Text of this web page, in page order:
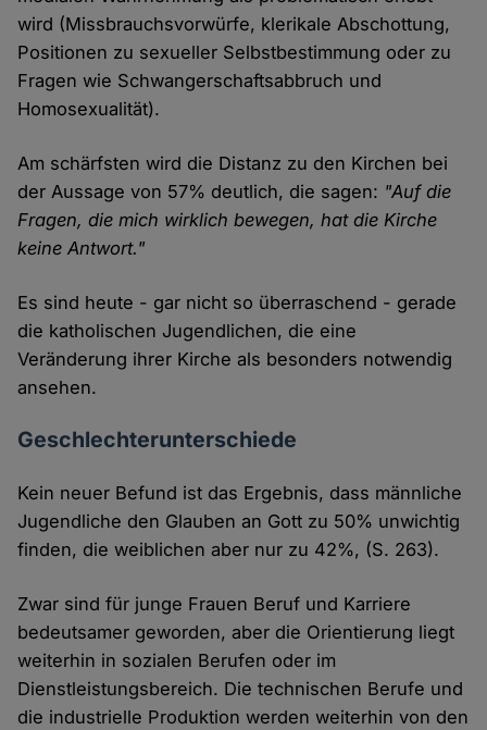
wird (Missbrauchsvorwürfe, klerikale Abschottung,
Positionen zu sexueller Selbstbestimmung oder zu
Fragen wie Schwangerschaftsabbruch und
Homosexualität).
Am schärfsten wird die Distanz zu den Kirchen bei
der Aussage von 57% deutlich, die sagen: "Auf die
Fragen, die mich wirklich bewegen, hat die Kirche
keine Antwort."
Es sind heute - gar nicht so überraschend - gerade
die katholischen Jugendlichen, die eine
Veränderung ihrer Kirche als besonders notwendig
ansehen.
Geschlechterunterschiede
Kein neuer Befund ist das Ergebnis, dass männliche
Jugendliche den Glauben an Gott zu 50% unwichtig
finden, die weiblichen aber nur zu 42%, (S. 263).
Zwar sind für junge Frauen Beruf und Karriere
bedeutsamer geworden, aber die Orientierung liegt
weiterhin in sozialen Berufen oder im
Dienstleistungsbereich. Die technischen Berufe und
die industrielle Produktion werden weiterhin von den